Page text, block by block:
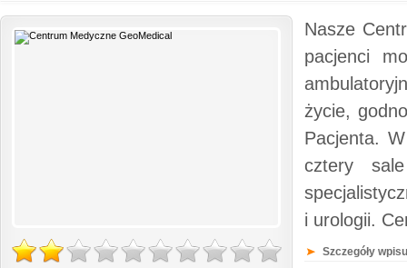
Nasze
pacjenci
życie,
Pacjenta.
cztery
i urologii.
Szczegóły